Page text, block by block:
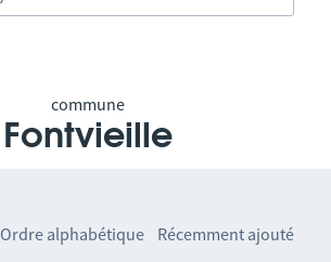
commune
Fontvieille
Ordre alphabétique Récemment ajouté